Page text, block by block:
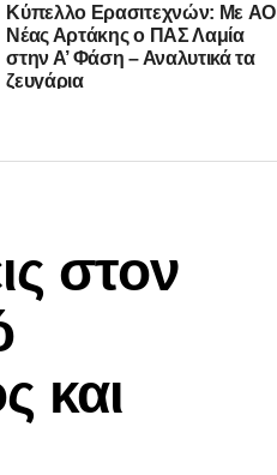
Kύπελλο Ερασιτεχνών: Με AO
Nέας Αρτάκης ο ΠΑΣ Λαμία
στην Α’ Φάση – Αναλυτικά τα
ζευγάρια
στον
και